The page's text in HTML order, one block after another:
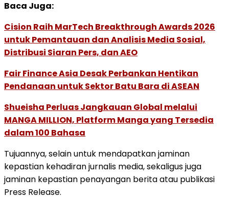
Baca Juga:
Cision Raih MarTech Breakthrough Awards 2026
untuk Pemantauan dan Analisis Media Sosial,
Distribusi Siaran Pers, dan AEO
Fair Finance Asia Desak Perbankan Hentikan
Pendanaan untuk Sektor Batu Bara di ASEAN
Shueisha Perluas Jangkauan Global melalui
MANGA MILLION, Platform Manga yang Tersedia
dalam 100 Bahasa
Tujuannya, selain untuk mendapatkan jaminan
kepastian kehadiran jurnalis media, sekaligus juga
jaminan kepastian penayangan berita atau publikasi
Press Release.